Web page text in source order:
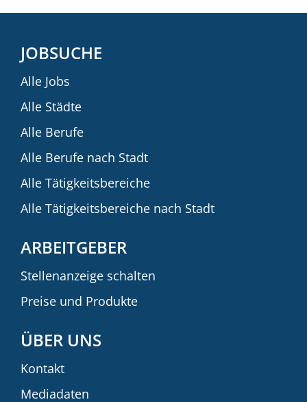
JOBSUCHE
Alle Jobs
Alle Städte
Alle Berufe
Alle Berufe nach Stadt
Alle Tätigkeitsbereiche
Alle Tätigkeitsbereiche nach Stadt
ARBEITGEBER
Stellenanzeige schalten
Preise und Produkte
ÜBER UNS
Kontakt
Mediadaten